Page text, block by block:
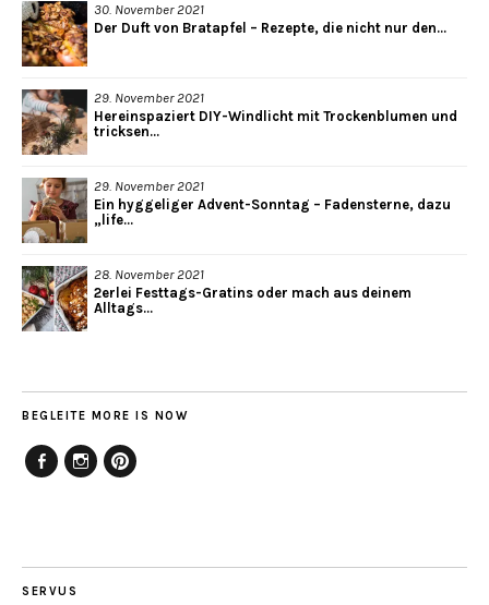
30. November 2021
Der Duft von Bratapfel – Rezepte, die nicht nur den...
29. November 2021
Hereinspaziert DIY-Windlicht mit Trockenblumen und
tricksen...
29. November 2021
Ein hyggeliger Advent-Sonntag – Fadensterne, dazu
„life...
28. November 2021
2erlei Festtags-Gratins oder mach aus deinem
Alltags...
BEGLEITE MORE IS NOW
SERVUS